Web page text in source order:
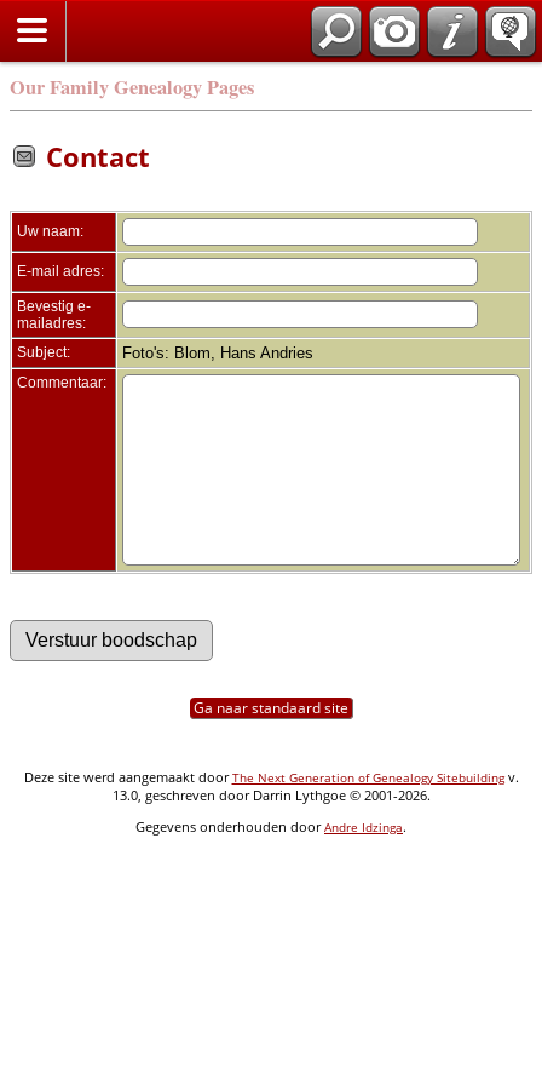
Our Family Genealogy Pages
Contact
Uw naam:
E-mail adres:
Bevestig e-
mailadres:
Subject:
Foto's: Blom, Hans Andries
Commentaar:
Ga naar standaard site
Deze site werd aangemaakt doorThe Next Generation of Genealogy Sitebuildingv.
13.0, geschreven door Darrin Lythgoe © 2001-2026.
Gegevens onderhouden doorAndre Idzinga.